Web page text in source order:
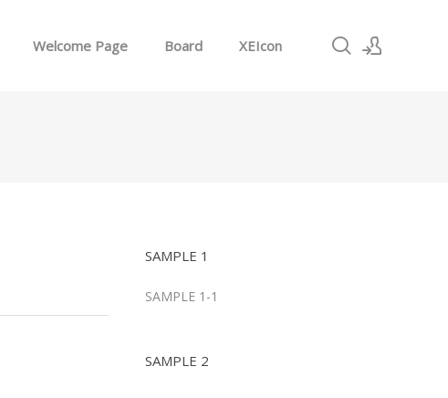
Welcome Page Board XEIcon
SAMPLE 1
SAMPLE 1-1
SAMPLE 2